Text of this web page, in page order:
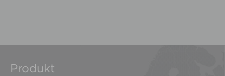
Produkt